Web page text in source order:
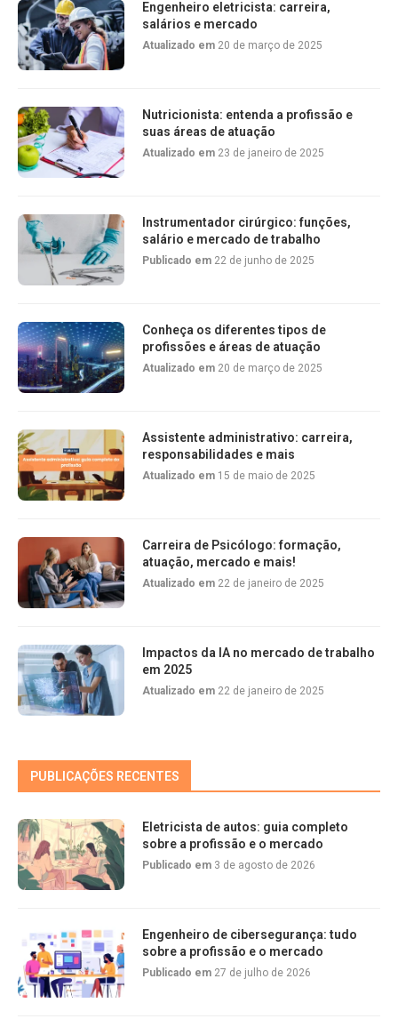
Engenheiro eletricista: carreira,
salários e mercado
Atualizado em 20 de março de 2025
Nutricionista: entenda a profissão e
suas áreas de atuação
Atualizado em 23 de janeiro de 2025
Instrumentador cirúrgico: funções,
salário e mercado de trabalho
Publicado em 22 de junho de 2025
Conheça os diferentes tipos de
profissões e áreas de atuação
Atualizado em 20 de março de 2025
Assistente administrativo: carreira,
responsabilidades e mais
Atualizado em 15 de maio de 2025
Carreira de Psicólogo: formação,
atuação, mercado e mais!
Atualizado em 22 de janeiro de 2025
Impactos da IA no mercado de trabalho
em 2025
Atualizado em 22 de janeiro de 2025
PUBLICAÇÕES RECENTES
Eletricista de autos: guia completo
sobre a profissão e o mercado
Publicado em 3 de agosto de 2026
Engenheiro de cibersegurança: tudo
sobre a profissão e o mercado
Publicado em 27 de julho de 2026